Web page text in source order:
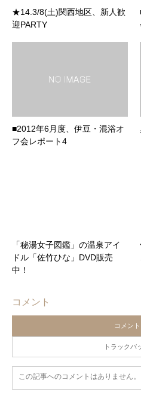
★14.3/8(土)関西地区、新人歓
迎PARTY
■2012年6月度、伊豆・混浴オ
フ会レポート4
「秘湯女子図鑑」の温泉アイ
ドル「佐竹ひな」DVD販売
中！
コメント
コメン
トラックバ
この記事へのコメントはありません。